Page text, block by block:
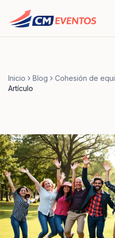
Inicio Blog
Cohesión de
Artículo